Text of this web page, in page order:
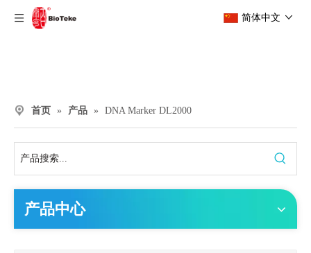
简体中文
首页 » 产品 » DNA Marker DL2000
产品中心